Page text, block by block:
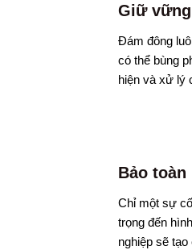
Giữ
Đám đông
có thể bùng
hiện và xử lý
Bảo
Chỉ một sự
trọng đến
nghiệp sẽ